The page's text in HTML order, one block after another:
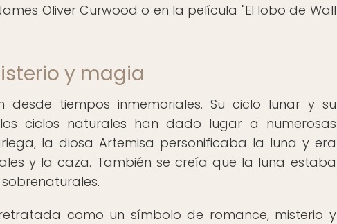
Oliver Curwood o en la película "El lobo de Wall
y magia
tiempos inmemoriales. Su ciclo lunar y su
ciclos naturales han dado lugar a numerosas
la diosa Artemisa personificaba la luna y era
y la caza. También se creía que la luna estaba
como un símbolo de romance, misterio y